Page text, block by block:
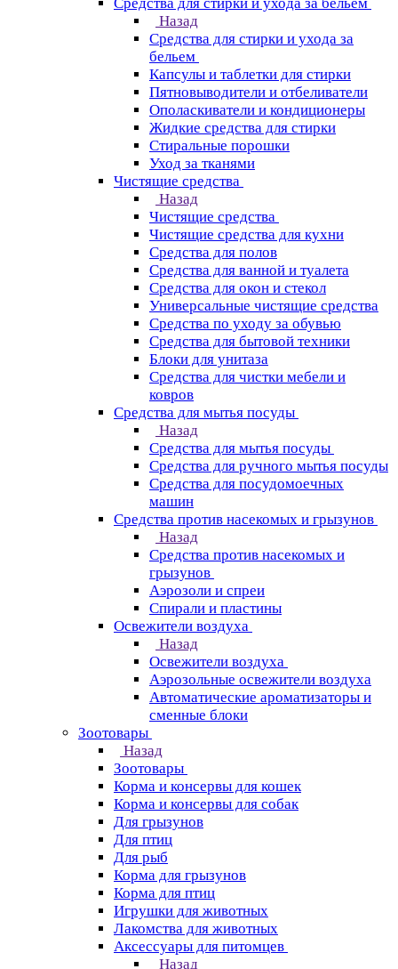
Назад
Средства для стирки и ухода за
бельем
Капсулы и таблетки для стирки
Пятновыводители и отбеливатели
Ополаскиватели и кондиционеры
Жидкие средства для стирки
Стиральные порошки
Уход за тканями
Чистящие средства
Назад
Чистящие средства
Чистящие средства для кухни
Средства для полов
Средства для ванной и туалета
Средства для окон и стекол
Универсальные чистящие средства
Средства по уходу за обувью
Средства для бытовой техники
Блоки для унитаза
Средства для чистки мебели и
ковров
Средства для мытья посуды
Назад
Средства для мытья посуды
Средства для ручного мытья посуды
Средства для посудомоечных
машин
Средства против насекомых и грызунов
Назад
Средства против насекомых и
грызунов
Аэрозоли и спреи
Спирали и пластины
Освежители воздуха
Назад
Освежители воздуха
Аэрозольные освежители воздуха
Автоматические ароматизаторы и
сменные блоки
Зоотовары
Назад
Зоотовары
Корма и консервы для кошек
Корма и консервы для собак
Для грызунов
Для птиц
Для рыб
Корма для грызунов
Корма для птиц
Игрушки для животных
Лакомства для животных
Аксессуары для питомцев
Назад